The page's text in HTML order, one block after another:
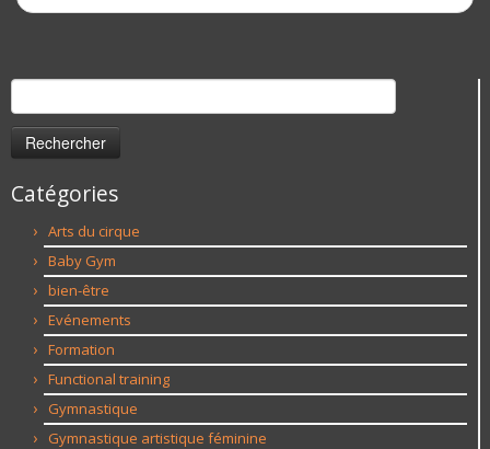
Rechercher :
Catégories
Arts du cirque
Baby Gym
bien-être
Evénements
Formation
Functional training
Gymnastique
Gymnastique artistique féminine